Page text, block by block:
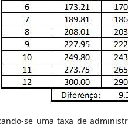
se uma taxa de